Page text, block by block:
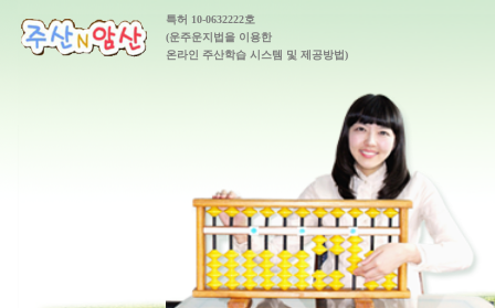
특허 10-0632222호
(운주운지법을 이용한
온라인 주산학습 시스템 및 제공방법)